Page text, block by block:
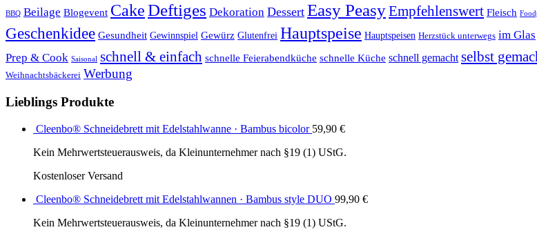
BBQ Beilage Blogevent CakeDeftiges Dekoration Dessert Easy PeasyEmpfehlenswert Fleisch
Geschenkidee Gesundheit Gewinnspiel Gewürz Glutenfrei Hauptspeise Hauptspeisen Herzstück unterwegs im Glas
Prep & Cook Saisonal schnell & einfach schnelle Feierabendküche schnelle Küche schnell gemacht selbst
Weihnachtsbäckerei Werbung
Lieblings Produkte
Cleenbo® Schneidebrett mit Edelstahlwanne · Bambus bicolor 59,90 €
Kein Mehrwertsteuerausweis, da Kleinunternehmer nach §19 (1) UStG.
Kostenloser Versand
Cleenbo® Schneidebrett mit Edelstahlwannen · Bambus style DUO 99,90 €
Kein Mehrwertsteuerausweis, da Kleinunternehmer nach §19 (1) UStG.